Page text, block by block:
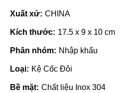
Xuất xứ: CHINA
Kích thước: 17.5 x 9 x 10 cm
Phân nhóm: Nhập khẩu
Loại: Kệ Cốc Đôi
Bề mặt: Chất liệu Inox 304